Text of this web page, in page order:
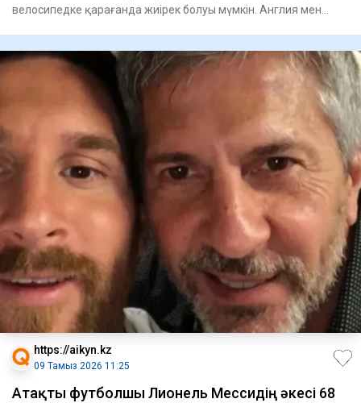
велосипедке қарағанда жиірек болуы мүмкін. Англия мен
https://aikyn.kz
09 Тамыз 2026 11:25
Атақты футболшы Лионель Мессидің әкесі 68